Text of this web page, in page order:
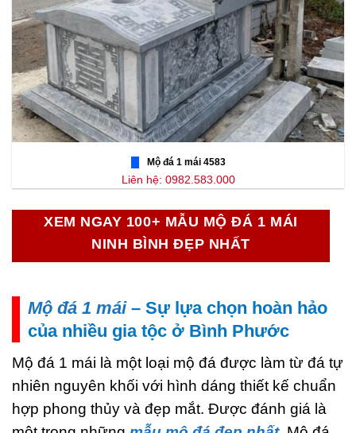
Mộ đá 1 mái 4583
Liên hệ: 0982.583.000
XEM NGAY 100+ MẪU MỘ ĐÁ 1 MÁI
NINH BÌNH ĐẸP NHẤT
Mộ đá 1 mái– Sự lựa chọn hoàn hảo
của nhiều gia tộc ở Bình Phước
Mộ đá 1 mái là một loại mộ đá được làm từ đá tự
nhiên nguyên khối với hình dáng thiết kế chuẩn
hợp phong thủy và đẹp mắt. Được đánh giá là